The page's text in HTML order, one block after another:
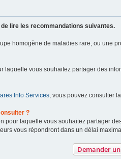
lire les recommandations suivantes.
homogène de maladies rare, ou une
laquelle vous souhaitez partager des
Info Services, vous pouvez consulter
?
pour laquelle vous souhaitez partager
vous répondront dans un délai
Demander